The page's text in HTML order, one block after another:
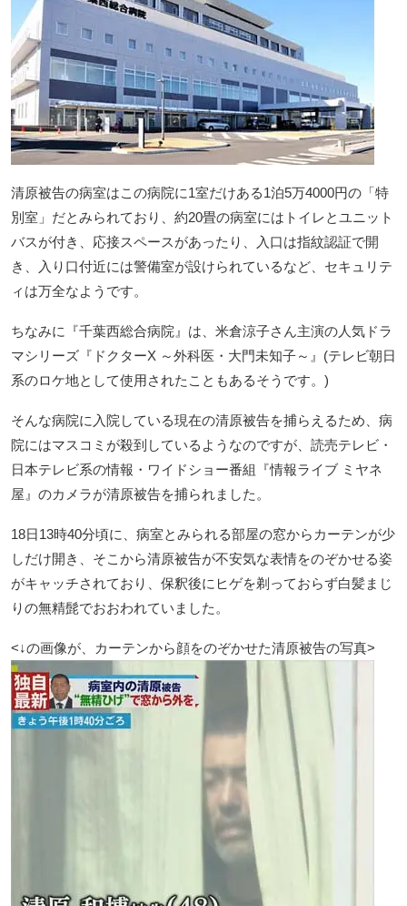
清原被告の病室はこの病院に1室だけある1泊5万4000円の「特
別室」だとみられており、約20畳の病室にはトイレとユニット
バスが付き、応接スペースがあったり、入口は指紋認証で開
き、入り口付近には警備室が設けられているなど、セキュリテ
ィは万全なようです。
ちなみに『千葉西総合病院』は、米倉涼子さん主演の人気ドラ
マシリーズ『ドクターX ～外科医・大門未知子～』(テレビ朝日
系のロケ地として使用されたこともあるそうです。)
そんな病院に入院している現在の清原被告を捕らえるため、病
院にはマスコミが殺到しているようなのですが、読売テレビ・
日本テレビ系の情報・ワイドショー番組『情報ライブ ミヤネ
屋』のカメラが清原被告を捕られました。
18日13時40分頃に、病室とみられる部屋の窓からカーテンが少
しだけ開き、そこから清原被告が不安気な表情をのぞかせる姿
がキャッチされており、保釈後にヒゲを剃っておらず白髪まじ
りの無精髭でおおわれていました。
<↓の画像が、カーテンから顔をのぞかせた清原被告の写真>